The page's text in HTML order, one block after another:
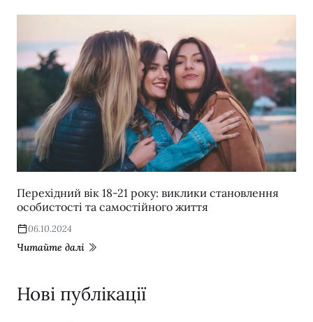
Перехідний вік 18-21 року: виклики становлення
особистості та самостійного життя
06.10.2024
Читайте далі
Нові публікації